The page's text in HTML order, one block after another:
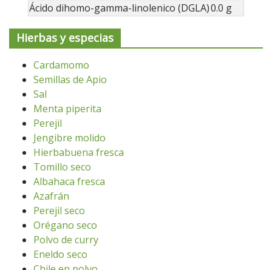
Ácido dihomo-gamma-linolenico (DGLA)0.0 g
Hierbas y especias
Cardamomo
Semillas de Apio
Sal
Menta piperita
Perejil
Jengibre molido
Hierbabuena fresca
Tomillo seco
Albahaca fresca
Azafrán
Perejil seco
Orégano seco
Polvo de curry
Eneldo seco